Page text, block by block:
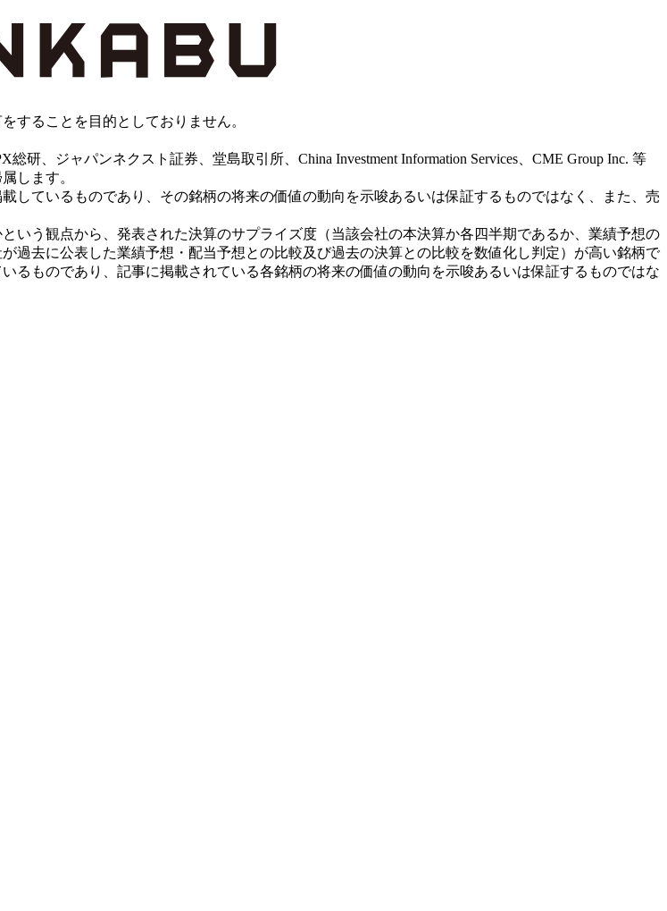
することを目的としておりません。
、ジャパンネクスト証券、堂島取引所、China Investment Information Services、CME Group Inc. 等
します。
しているものであり、その銘柄の将来の価値の動向を示唆あるいは保証するものではなく、また、売
いう観点から、発表された決算のサプライズ度（当該会社の本決算か各四半期であるか、業績予想の
過去に公表した業績予想・配当予想との比較及び過去の決算との比較を数値化し判定）が高い銘柄で
るものであり、記事に掲載されている各銘柄の将来の価値の動向を示唆あるいは保証するものではな